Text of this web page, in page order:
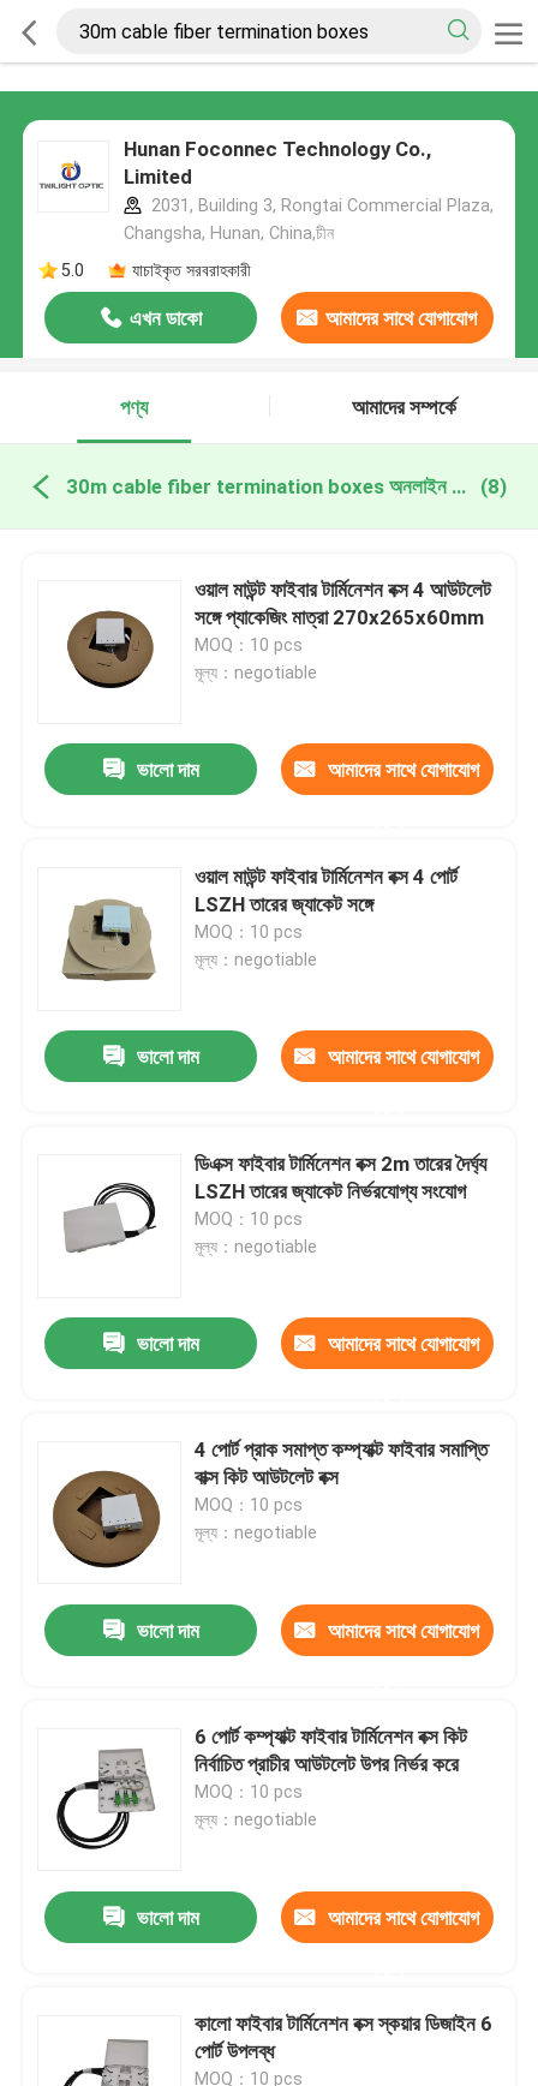
Hunan Foconnec Technology Co.,
Limited
2031, Building 3, Rongtai Commercial Plaza,
Changsha, Hunan, China,চীন
5.0
যাচাইকৃত সরবরাহকারী
এখন ডাকো আমাদের সাথে যোগাযোগ
পণ্য
আমাদের সম্পর্কে
30m cable fiber termination boxes অনলাইন উত্পাদন (8)
ওয়াল মাউন্ট ফাইবার টার্মিনেশন বক্স 4 আউটলেট
সঙ্গে প্যাকেজিং মাত্রা 270x265x60mm
MOQ：10 pcs
মূল্য：negotiable
ভালো দাম আমাদের সাথে যোগাযোগ
ওয়াল মাউন্ট ফাইবার টার্মিনেশন বক্স 4 পোর্ট
LSZH তারের জ্যাকেট সঙ্গে
MOQ：10 pcs
মূল্য：negotiable
ভালো দাম আমাদের সাথে যোগাযোগ
ডিএক্স ফাইবার টার্মিনেশন বক্স 2m তারের দৈর্ঘ্য
LSZH তারের জ্যাকেট নির্ভরযোগ্য সংযোগ
MOQ：10 pcs
মূল্য：negotiable
ভালো দাম আমাদের সাথে যোগাযোগ
4 পোর্ট প্রাক সমাপ্ত কম্প্যাক্ট ফাইবার সমাপ্তি
বাক্স কিট আউটলেট বক্স
MOQ：10 pcs
মূল্য：negotiable
ভালো দাম আমাদের সাথে যোগাযোগ
6 পোর্ট কম্প্যাক্ট ফাইবার টার্মিনেশন বক্স কিট
নির্বাচিত প্রাচীর আউটলেট উপর নির্ভর করে
MOQ：10 pcs
মূল্য：negotiable
ভালো দাম আমাদের সাথে যোগাযোগ
কালো ফাইবার টার্মিনেশন বক্স স্কয়ার ডিজাইন 6
পোর্ট উপলব্ধ
MOQ：10 pcs